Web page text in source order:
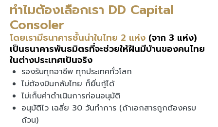
ทำไมต้องเลือกเรา DD Capital
Consoler
โดยเรามีธนาคารชั้นนำในไทย 2 แห่ง (จาก 3 แห่ง)
เป็นธนาคารพันธมิตรที่จะช่วยให้ฝันมีบ้านของคนไทย
ในต่างประเทศเป็นจริง
รองรับทุกอาชีพ ทุกประเทศทั่วโลก
ไม่ต้องบินกลับไทย ก็ยื่นกู้ได้
ไม่เก็บค่าดำเนินการก่อนอนุมัติ
อนุมัติไว เฉลี่ย 30 วันทำการ (ถ้าเอกสารถูกต้องครบ
ถ้วน)